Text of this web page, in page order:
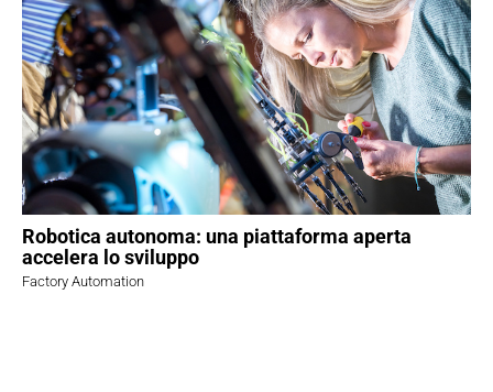
Robotica autonoma: una piattaforma aperta
accelera lo sviluppo
Factory Automation